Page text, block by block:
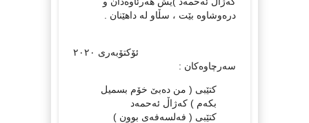
درەوشاوە بێت ، سڵاو لە داهێنان .
ئۆکتۆبەری ٢٠٢٠
سەرچاوەکان :
کتێبی ( من دەبێ خۆم بسمیل
بکەم ) کەژاڵ ئەحمەد
کتێبی ( فەلسەفەی بوون )